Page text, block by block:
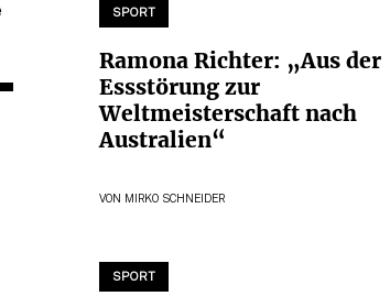
SPORT
Ramona Richter: „Aus der
Essstörung zur
Weltmeisterschaft nach
Australien“
VON MIRKO SCHNEIDER
SPORT